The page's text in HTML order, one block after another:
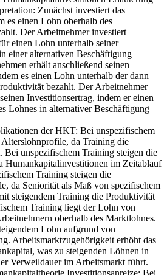
Zunächst investiert das
es einen Lohn oberhalb des
Der Arbeitnehmer investiert
einen Lohn unterhalb seiner
einer alternativen Beschäftigung
erhält anschließend seinen
es einen Lohn unterhalb der dann
bezahlt. Der Arbeitnehmer
Investitionsertrag, indem er einen
Lohnes in alternativer Beschäftigung
der HKT: Bei unspezifischem
da Training die
Bei unspezifischem Training steigen die
Humankapitalinvestitionen im Zeitablauf
Training steigen die
da Seniorität als Maß von spezifischem
steigendem Training die Produktivität
Training liegt der Lohn von
oberhalb des Marktlohnes.
Lohn aufgrund von
Arbeitsmarktzugehörigkeit erhöht das
was zu steigenden Löhnen in
Verweildauer im Arbeitsmarkt führt.
Investitionsanreize: Bei